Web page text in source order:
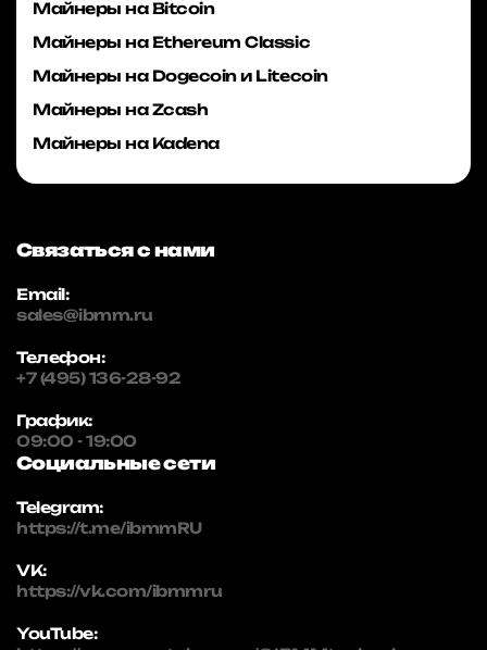
Майнеры на Bitcoin
Майнеры на Ethereum Classic
Майнеры на Dogecoin и Litecoin
Майнеры на Zcash
Майнеры на Kadena
Связаться с нами
Email:
sales@ibmm.ru
Телефон:
+7 (495) 136-28-92
График:
09:00 - 19:00
Социальные сети
Telegram:
https://t.me/ibmmRU
VK:
https://vk.com/ibmmru
YouTube: